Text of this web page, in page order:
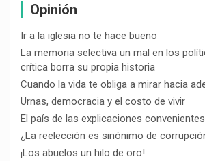
Opinión
Ir a la iglesia no te hace bueno
La memoria selectiva un mal en los
crítica borra su propia historia
Cuando la vida te obliga a mirar hacia
Urnas, democracia y el costo de vivir
El país de las explicaciones convenientes
¿La reelección es sinónimo de
¡Los abuelos un hilo de oro!…